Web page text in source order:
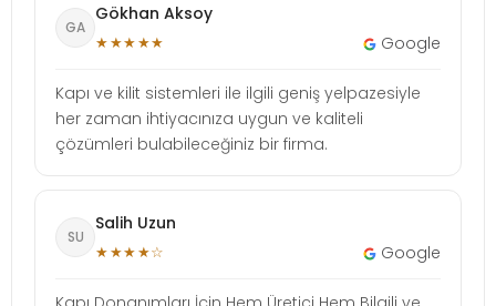
GA
Gökhan Aksoy
★★★★★ Google
Kapı ve kilit sistemleri ile ilgili geniş yelpazesiyle
her zaman ihtiyacınıza uygun ve kaliteli
çözümleri bulabileceğiniz bir firma.
SU
Salih Uzun
★★★★☆ Google